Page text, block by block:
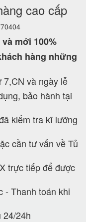
cao cấp
mới 100%
hàng những
7,CN và ngày lễ
bảo hành tại
kiểm tra kĩ lưỡng
cần tư vấn về Tủ
trực tiếp để được
- Thanh toán khi
24h